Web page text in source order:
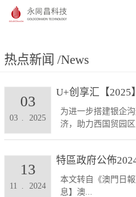
热点新闻 /News
为进一步搭建银企
济，助力西国贸园区
03 2025
03
本文转自《澳門日
息】澳...
11 2024
13